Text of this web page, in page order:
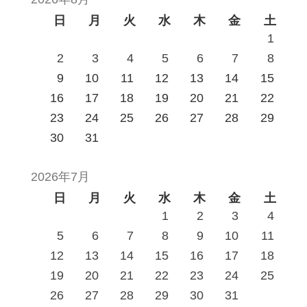
日
月 火 水 木 金
土
1
2
3 4 5 6 7
8
9
10 11 12 13 14
15
16
17 18 19 20 21
22
23
24 25 26 27 28
29
30
31
2026年7月
日
月 火 水 木 金
土
1
2 3
4
5
6 7 8 9 10
11
12
13 14 15 16 17
18
19
20 21 22 23 24
25
26
27 28 29 30 31